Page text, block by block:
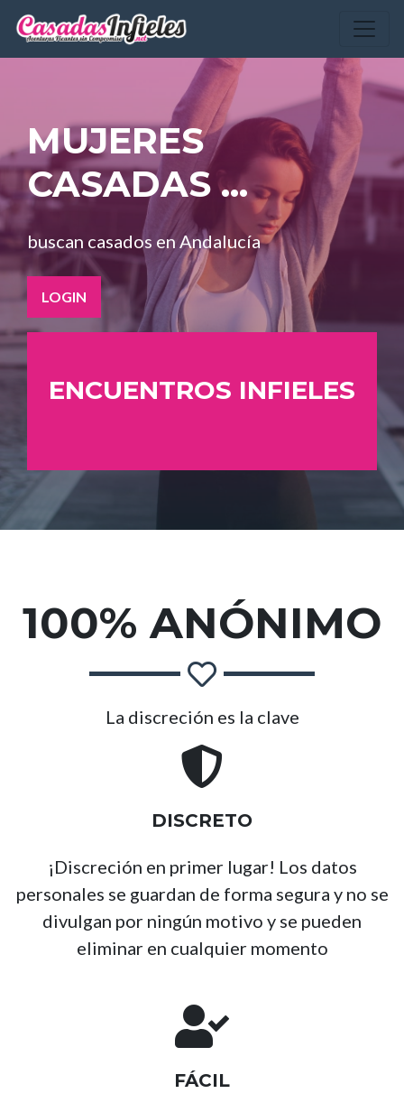
MUJERES
CASADAS ...
buscan casados en Andalucía
LOGIN
ENCUENTROS INFIELES
100% ANÓNIMO
La discreción es la clave
DISCRETO
¡Discreción en primer lugar! Los datos
personales se guardan de forma segura y no se
divulgan por ningún motivo y se pueden
eliminar en cualquier momento
FÁCIL